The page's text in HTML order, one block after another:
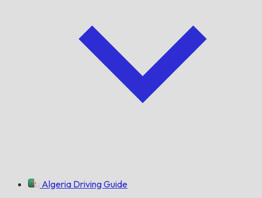
Algeria Driving Guide